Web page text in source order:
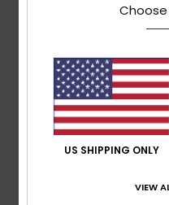
C'est bien, ça répond à
Afficher original - Castellano
Confort: 5/5 Rapport
parfaiteMatière: 5/5 Coloris
US SHIPPING ONLY
VIEW